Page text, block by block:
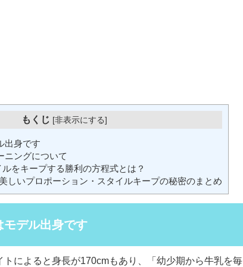
もくじ [非表示にする]
出身です
ニングについて
をキープする勝利の方程式とは？
しいプロポーション・スタイルキープの秘密のまとめ
デル出身です
トによると身長が170cmもあり、「幼少期から牛乳を毎